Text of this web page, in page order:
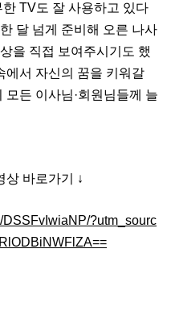
TV도 잘 사용하고 있다
달 넘게 준비해 오른 나사
을 직접 보여주시기도 했
에서 자신의 꿈을 키워갈
든 이사님·회원님들께 늘
상 바로가기 ↓
DSSFvIwiaNP/?utm_sourc